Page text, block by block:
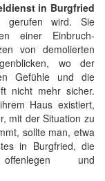
in Burgfried
gerufen wird. Sie
einer Einbruch-
von demolierten
wo der
Gefühle und die
nicht mehr sicher.
Haus existiert,
mit der Situation zu
sollte man, etwa
in Burgfried, die
und